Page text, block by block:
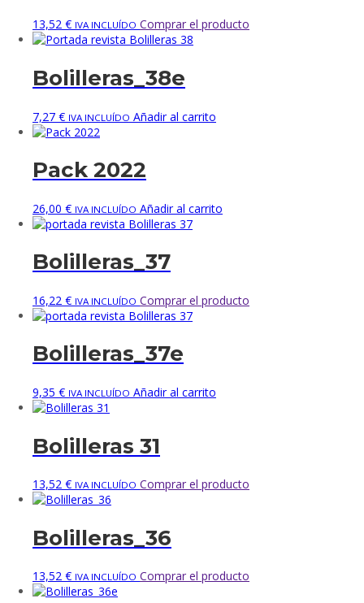
13,52 € IVA INCLUÍDO Comprar el producto
Bolilleras_38e
7,27 € IVA INCLUÍDO Añadir al carrito
Pack 2022
26,00 € IVA INCLUÍDO Añadir al carrito
Bolilleras_37
16,22 € IVA INCLUÍDO Comprar el producto
Bolilleras_37e
9,35 € IVA INCLUÍDO Añadir al carrito
Bolilleras 31
13,52 € IVA INCLUÍDO Comprar el producto
Bolilleras_36
13,52 € IVA INCLUÍDO Comprar el producto